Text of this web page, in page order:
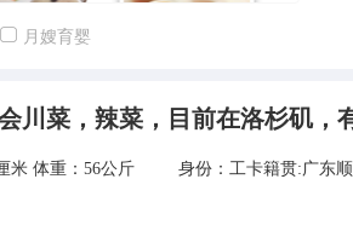
月嫂育婴
川菜，辣菜，目前在洛杉矶，
厘米 体重：56公斤 身份：工卡籍贯:广东